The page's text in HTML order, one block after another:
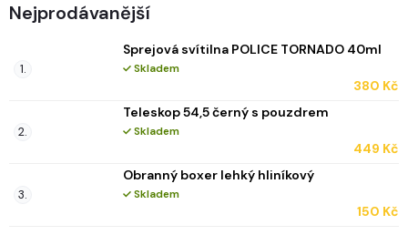
Nejprodávanější
Sprejová svítilna POLICE TORNADO 40ml
Skladem
380 Kč
Teleskop 54,5 černý s pouzdrem
Skladem
449 Kč
Obranný boxer lehký hliníkový
Skladem
150 Kč